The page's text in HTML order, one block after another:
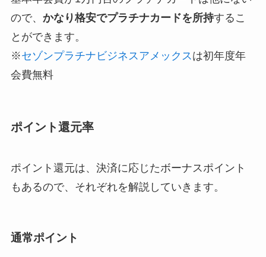
ので、 かなり格安でプラチナカードを所持するこ
とができます。
※セゾンプラチナビジネスアメックス は初年度年
会費無料
ポイント還元率
ポイント還元は、決済に応じたボーナスポイント
もあるので、それぞれを解説していきます。
通常ポイント